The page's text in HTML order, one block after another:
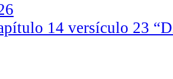
14 versículo 23